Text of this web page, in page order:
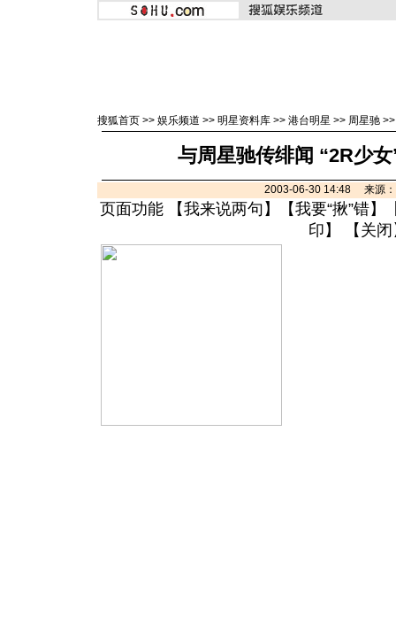
搜狐首页 >> 娱乐频道 >> 明星资料库 >> 港台明星 >> 周星驰
与周星驰传绯闻 “2R少
2003-06-30 14:48 来源：
页面功能 【我来说两句 】【我要“揪”错】
印 】 【 关闭